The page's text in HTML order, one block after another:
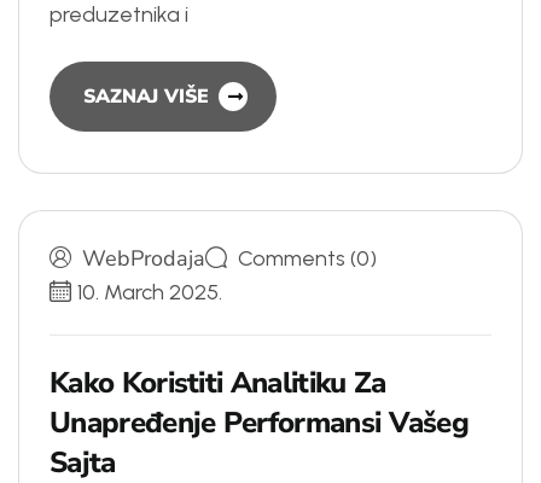
preduzetnika i
SAZNAJ VIŠE
WebProdaja
Comments (0)
10. March 2025.
Kako Koristiti Analitiku Za
Unapređenje PerformansiVašeg
Sajta